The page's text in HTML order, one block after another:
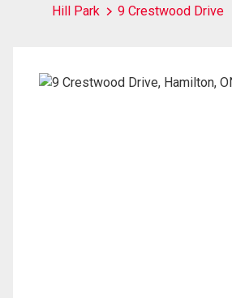
Hill Park
9 Crestwood Drive